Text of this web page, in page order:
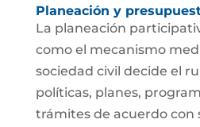
Planeación y
La planeación
como el mecanismo
sociedad civil decide el
políticas, planes,
trámites de acuerdo con